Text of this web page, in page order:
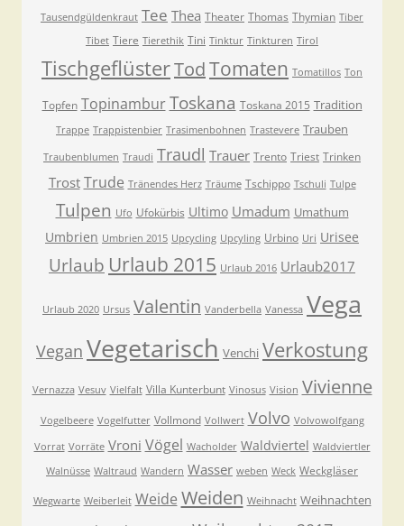
Tausendgüldenkraut Tee Thea Theater Thomas Thymian Tiber
Tibet Tiere Tierethik Tini Tinktur Tinkturen Tirol
TischgeflüsterTodTomaten Tomatillos Ton
Topfen Topinambur Toskana Toskana 2015 Tradition
Trappe Trappistenbier Trasimenbohnen Trastevere Trauben
Traubenblumen Traudi Traudl Trauer Trento Triest Trinken
Trost Trude Tränendes Herz Träume Tschippo Tschuli Tulpe
Tulpen Ufo Ufokürbis Ultimo Umadum Umathum
Umbrien Umbrien 2015 Upcycling Upcyling Urbino Uri Urisee
Urlaub Urlaub 2015 Urlaub 2016 Urlaub2017
Urlaub 2020 Ursus Valentin Vanderbella Vanessa Vega
Vegan Vegetarisch Venchi Verkostung
Vernazza Vesuv Vielfalt Villa Kunterbunt Vinosus Vision Vivienne
Vogelbeere Vogelfutter Vollmond Vollwert Volvo Volvowolfgang
Vorrat Vorräte Vroni Vögel Wacholder Waldviertel Waldviertler
Walnüsse Waltraud Wandern Wasser weben Weck Weckgläser
Wegwarte Weiberleit Weide Weiden Weihnacht Weihnachten